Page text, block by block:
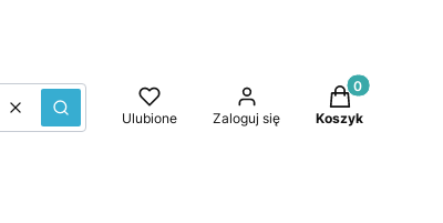
WyczyśćSzukaj Ulubione Zaloguj się
Produkty w
Koszyk